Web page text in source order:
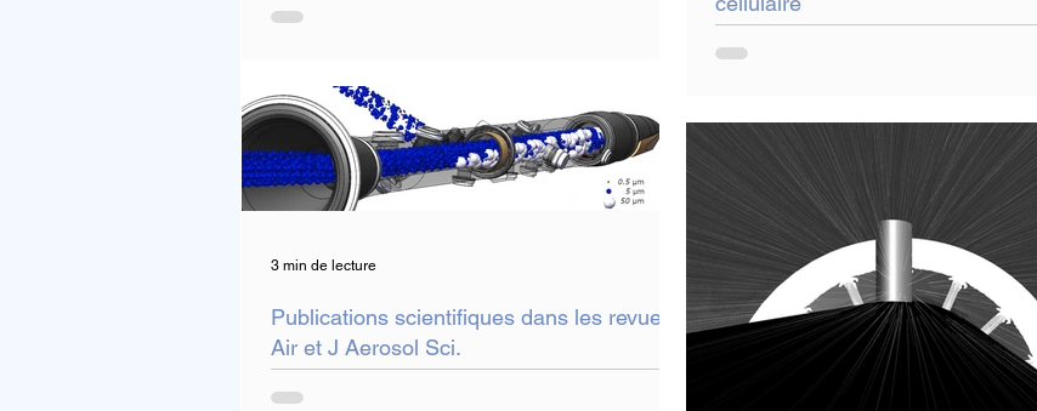
Publications scientifiques dans les revues
Air et J Aerosol Sci.
3 min de lecture